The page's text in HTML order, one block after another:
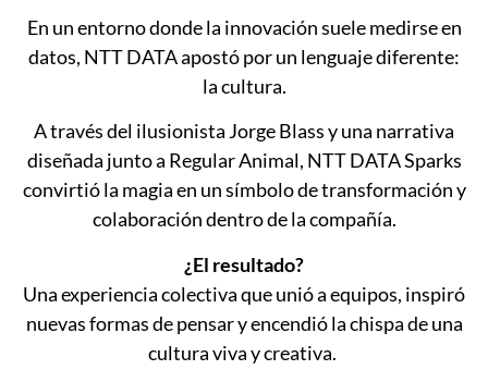
En un entorno donde la innovación suele medirse en
datos, NTT DATA apostó por un lenguaje diferente:
la cultura.
A través del ilusionista Jorge Blass y una narrativa
diseñada junto a Regular Animal, NTT DATA Sparks
convirtió la magia en un símbolo de transformación y
colaboración dentro de la compañía.
¿El resultado?
Una experiencia colectiva que unió a equipos, inspiró
nuevas formas de pensar y encendió la chispa de una
cultura viva y creativa.